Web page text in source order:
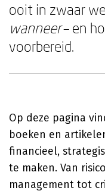
ooit in zwaar
wanneer– en
voorbereid.
Op deze pagina
boeken en
financieel,
te maken. Van
management tot